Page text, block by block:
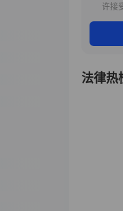
许接
法律热